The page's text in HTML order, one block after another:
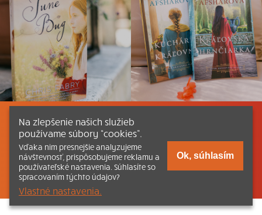
Listovať Obsah Dokumenty a články
Kontakt Tlačená verzia Katechizmu
© 2026 katechizmus.sk |Všetky práva vyhradené| Táto stránka
funguje aj vďaka kresťanskému kníhkupectvu
Na zlepšenie našich služieb
používame súbory “cookies”.
Vďaka nim presnejšie analyzujeme
návštevnosť, prispôsobujeme reklamu a
používateľské nastavenia. Súhlasíte so
spracovaním týchto údajov?
Vlastné nastavenia.
Ok, súhlasím